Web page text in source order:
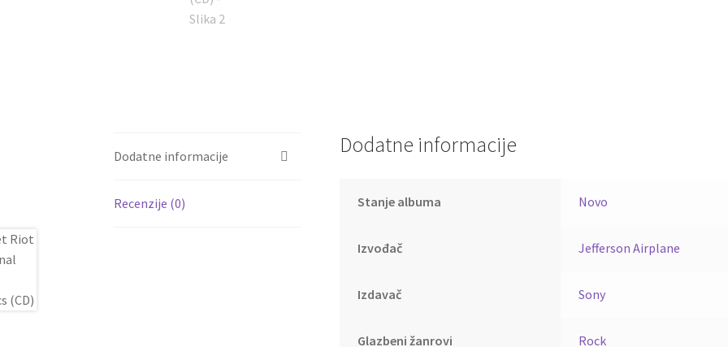
Dodatne informacije
Recenzije (0)
Dodatne informacije
Stanje albuma Novo
Izvođač Jefferson Airplane
Izdavač Sony
Glazbeni žanrovi Rock